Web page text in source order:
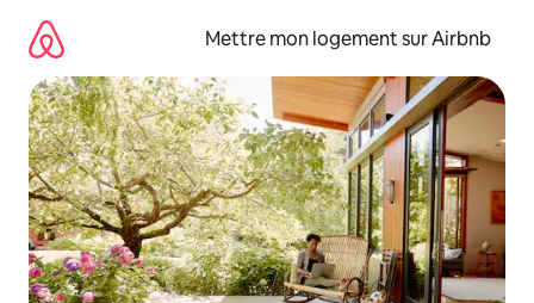
directement
contenu
Mettre mon logement sur Airbnb